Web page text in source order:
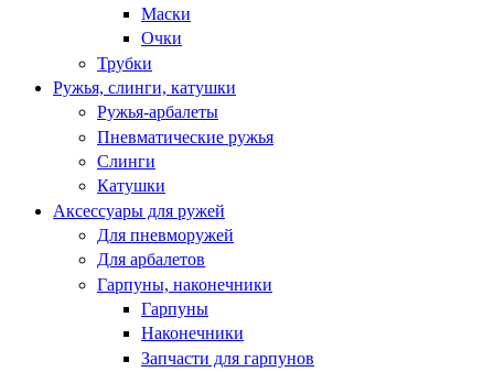
Маски
Очки
Трубки
Ружья, слинги, катушки
Ружья-арбалеты
Пневматические ружья
Слинги
Катушки
Аксессуары для ружей
Для пневморужей
Для арбалетов
Гарпуны, наконечники
Гарпуны
Наконечники
Запчасти для гарпунов